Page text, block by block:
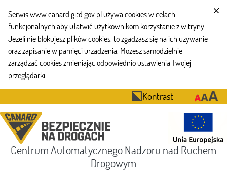
Serwis www.canard.gitd.gov.pl używa cookies w celach
funkcjonalnych aby ułatwić użytkownikom korzystanie z witryny.
Jeżeli nie blokujesz plików cookies, to zgadzasz się na ich używanie
oraz zapisanie w pamięci urządzenia. Możesz samodzielnie
zarządzać cookies zmieniając odpowiednio ustawienia Twojej
przeglądarki.
Kontrast
Centrum Automatycznego Nadzoru nad Ruchem
Drogowym